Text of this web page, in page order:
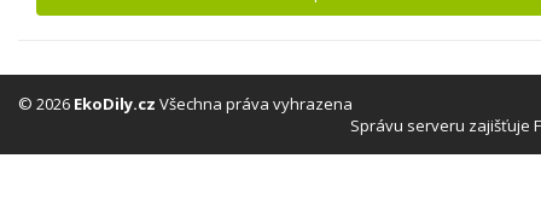
© 2026 EkoDily.cz Všechna práva vyhrazena
Správu serveru zajišťuje